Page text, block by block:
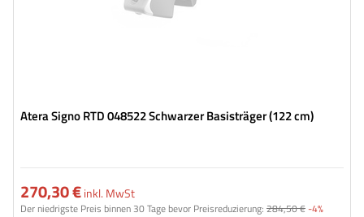
Atera Signo RTD 048522 Schwarzer Basisträger (122 cm)
270,30 €inkl. MwSt
Der niedrigste Preis binnen 30 Tage bevor Preisreduzierung: 284,50 €-4%